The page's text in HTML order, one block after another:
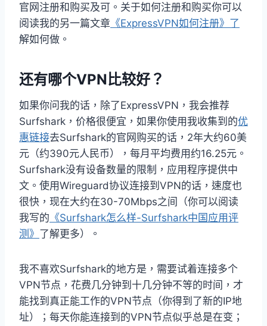
官网注册和购买及可。关于如何注册和购买你可以
阅读我的另一篇文章 《ExpressVPN如何注册》了
解如何做。
还有哪个VPN比较好？
如果你问我的话，除了ExpressVPN，我会推荐
Surfshark，价格很便宜，如果你使用我收集到的优
惠链接去Surfshark的官网购买的话，2年大约60美
元（约390元人民币），每月平均费用约16.25元。
Surfshark没有设备数量的限制，应用程序提供中
文。使用Wireguard协议连接到VPN的话，速度也
很快，现在大约在30-70Mbps之间（你可以阅读
我写的 《Surfshark怎么样-Surfshark中国应用评
测》 了解更多）。
我不喜欢Surfshark的地方是，需要试着连接多个
VPN节点，花费几分钟到十几分钟不等的时间，才
能找到真正能工作的VPN节点（你得到了新的IP地
址）；每天你能连接到的VPN节点似乎总是在变；